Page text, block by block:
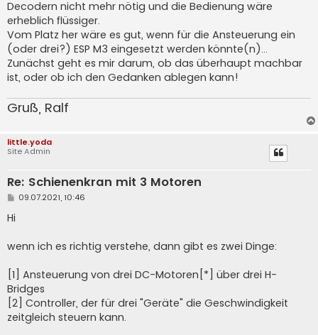
Decodern nicht mehr nötig und die Bedienung wäre
erheblich flüssiger.
Vom Platz her wäre es gut, wenn für die Ansteuerung ein
(oder drei?) ESP M3 eingesetzt werden könnte(n)...
Zunächst geht es mir darum, ob das überhaupt machbar
ist, oder ob ich den Gedanken ablegen kann!
Gruß, Ralf
little.yoda
Site Admin
Re: Schienenkran mit 3 Motoren
B
a
g
09.07.2021, 10:46
Hi
wenn ich es richtig verstehe, dann gibt es zwei Dinge:
[1] Ansteuerung von drei DC-Motoren[*] über drei H-
Bridges
[2] Controller, der für drei "Geräte" die Geschwindigkeit
zeitgleich steuern kann.